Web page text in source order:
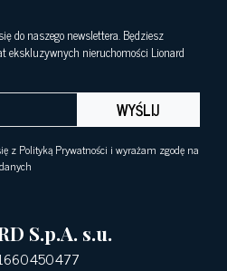
do naszego newslettera. Będziesz
ekskluzywnych nieruchomości Lionard
WYŚLIJ
z Polityką Prywatności i wyrażam zgodę na
S.p.A. s.u.